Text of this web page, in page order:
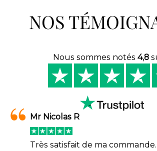
NOS
Nous sommes notés 4,8
Mr Nicolas R
Très satisfait de ma commande.